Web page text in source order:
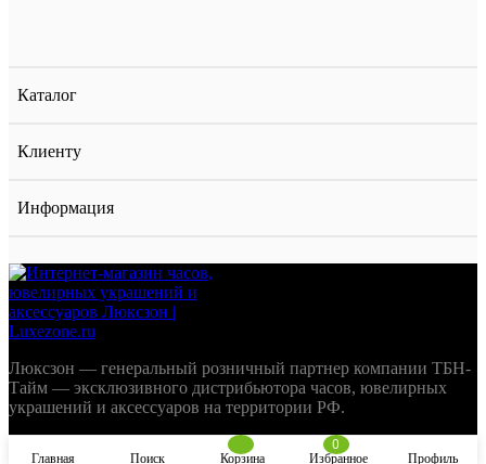
Каталог
Клиенту
Информация
Люксзон — генеральный розничный партнер компании ТБН-
Тайм — эксклюзивного дистрибьютора часов, ювелирных
украшений и аксессуаров на территории РФ.
Главная Поиск Корзина
0
Избранное
Профиль